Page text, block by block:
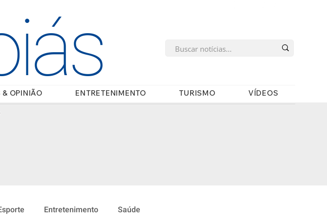
OPINIÃO ENTRETENIMENTO TURISMO VÍDEOS
Entretenimento Saúde